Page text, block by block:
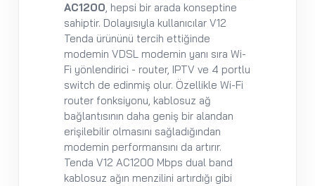
AC1200, hepsi bir arada konseptine
sahiptir. Dolayısıyla kullanıcılar V12
Tenda ürününü tercih ettiğinde
modemin VDSL modemin yanı sıra Wi-
Fi yönlendirici - router, IPTV ve 4 portlu
switch de edinmiş olur. Özellikle Wi-Fi
router fonksiyonu, kablosuz ağ
bağlantısının daha geniş bir alandan
erişilebilir olmasını sağladığından
modemin performansını da artırır.
Tenda V12 AC1200 Mbps dual band
kablosuz ağın menzilini artırdığı gibi